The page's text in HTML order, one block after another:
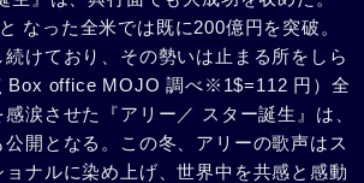
なった全米では既に200億円を突破。
けており、その勢いは止まる所をしら
Box office MOJO 調べ※1$=112 円）全
涙させた『アリー／ スター誕生』は、
開となる。この冬、アリーの歌声はス
ョナルに染め上げ、世界中を共感と感動